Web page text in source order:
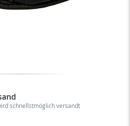
schnellstmöglich versandt